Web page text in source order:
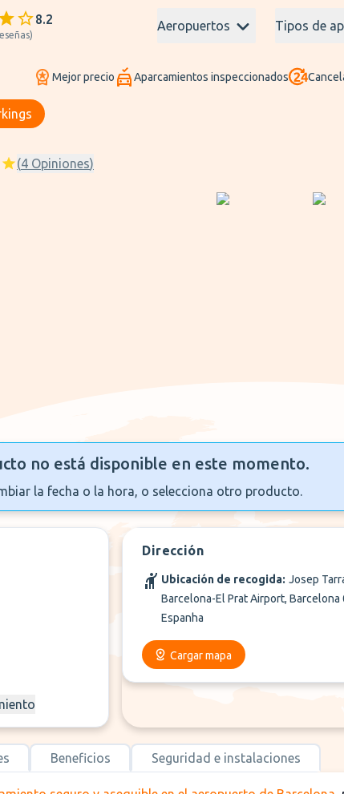
8.2
)
Aeropuertos Tipos de
Mejor precio Aparcamientos inspeccionados
(4 Opiniones)
no está disponible en este momento.
la fecha o la hora, o selecciona otro producto.
Dirección
Ubicación de recogida: Josep
Barcelona-El Prat Airport, Barcelona
Espanha
Cargar mapa
Beneficios Seguridad e instalaciones